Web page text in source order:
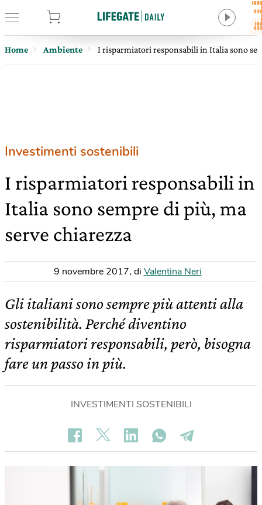
Home Ambiente I risparmiatori responsabili in Italia sono
Investimenti sostenibili
I risparmiatori responsabili in
Italia sono sempre di più, ma
serve chiarezza
9 novembre 2017, di Valentina Neri
Gli italiani sono sempre più attenti alla
sostenibilità. Perché diventino
risparmiatori responsabili, però, bisogna
fare un passo in più.
INVESTIMENTI SOSTENIBILI